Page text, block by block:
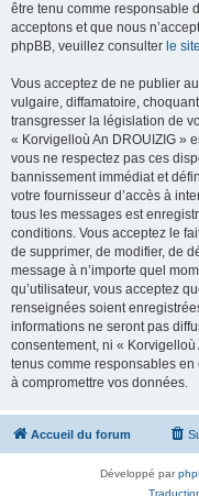
être tenu comme responsable
acceptons et que nous
phpBB, veuillez consulter le
Vous acceptez de ne publier
vulgaire, diffamatoire,
transgresser la législation de
« Korvigelloù An DROUIZIG »
vous ne respectez pas ces
bannissement immédiat et
votre fournisseur d’accès à
tous les messages est
conditions. Vous acceptez le
de supprimer, de modifier, de
message à n’importe quel
qu’utilisateur, vous acceptez
renseignées soient
informations ne seront pas
consentement, ni «
tenus comme responsables
à compromettre vos données.
Accueil du forum
Développé par